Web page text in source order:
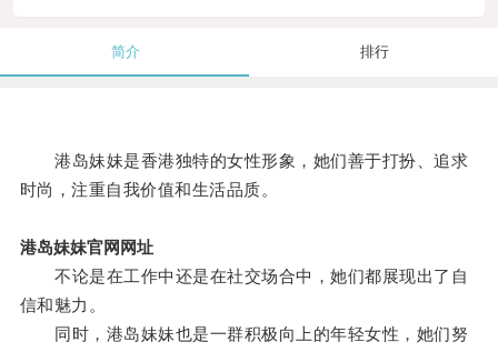
简介 排行
港岛妹妹是香港独特的女性形象，她们善于打扮、追求
时尚，注重自我价值和生活品质。
港岛妹妹官网网址
不论是在工作中还是在社交场合中，她们都展现出了自
信和魅力。
同时，港岛妹妹也是一群积极向上的年轻女性，她们努